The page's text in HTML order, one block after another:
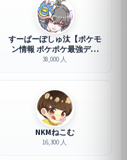
すーぱーぽしゅ汰【ポケモ
ン情報 ポケポケ最強デッ
キ】
38,000 人
NKMねこむ
16,300 人